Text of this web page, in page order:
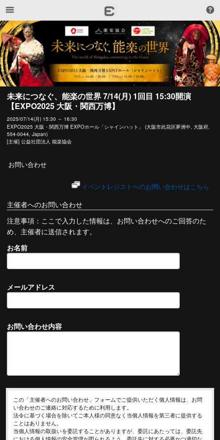
未来につなぐ、能楽の世界 7/14(月) 1回目 15:30開演
【EXPO2025 大阪・関西万博】
2025/07/14(月) 15:30 ～ 16:30
EXPO2025 大阪・関西万博 EXPOホール「シャインハット」 (大阪市此花区夢洲中, 大阪府,
554-0044, Japan)
[主催] 公益社団法人 能楽協会
お問い合わせ
イベントレジストへのお問い合わせはこちら
主催者へのお問い合わせ
注意事項：ここで入力した情報は、お問い合わせへのご回答のた
め、主催者に送信されます。
お名前
メールアドレス
お問い合わせ内容
この「主催者へのお問い合わせ」フォームでご提供いただく個人情報は、お問
い合わせのご連絡に対応するために利用します。
法令に基づく場合を除いてご本人様の同意なく当個人情報を第三者に提供する
ことはありません。
当個人情報の取扱いを委託することがありますが、委託にあたっては、委託先